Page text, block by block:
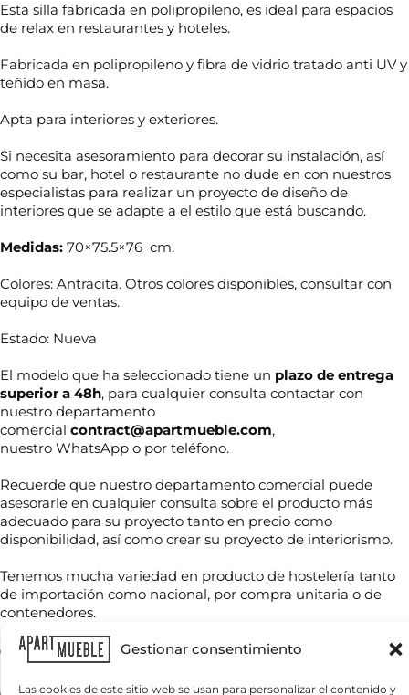
Gestionar consentimiento
Las cookies de este sitio web se usan para personalizar el contenido y
Esta silla fabricada en polipropileno, es ideal para espacios
de relax en restaurantes y hoteles.
Fabricada en polipropileno y fibra de vidrio tratado anti UV y
teñido en masa.
Apta para interiores y exteriores.
Si necesita asesoramiento para decorar su instalación, así
como su bar, hotel o restaurante no dude en con nuestros
especialistas para realizar un proyecto de diseño de
interiores que se adapte a el estilo que está buscando.
Medidas: 70×75.5×76 cm.
Colores: Antracita. Otros colores disponibles, consultar con
equipo de ventas.
Estado: Nueva
El modelo que ha seleccionado tiene un plazo de entrega
superior a 48h, para cualquier consulta contactar con
nuestro departamento
comercial contract@apartmueble.com,
nuestro WhatsApp o por teléfono.
Recuerde que nuestro departamento comercial puede
asesorarle en cualquier consulta sobre el producto más
adecuado para su proyecto tanto en precio como
disponibilidad, así como crear su proyecto de interiorismo.
Tenemos mucha variedad en producto de hostelería tanto
de importación como nacional, por compra unitaria o de
contenedores.
Para grandes cantidades consultar precio final.
N
o
m
b
e
e
l
é
o
n
*
C
o
r